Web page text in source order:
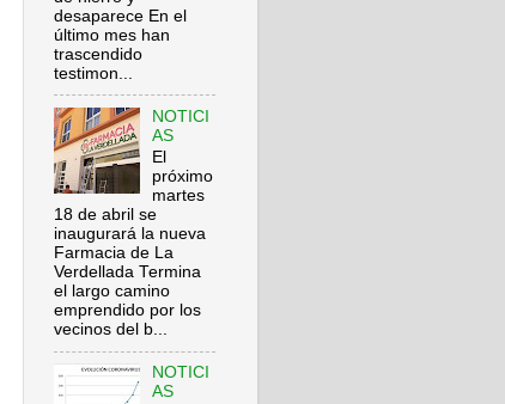
desaparece En el
último mes han
trascendido
testimon...
NOTICI
AS
El
próximo
martes
18 de abril se
inaugurará la nueva
Farmacia de La
Verdellada Termina
el largo camino
emprendido por los
vecinos del b...
NOTICI
AS